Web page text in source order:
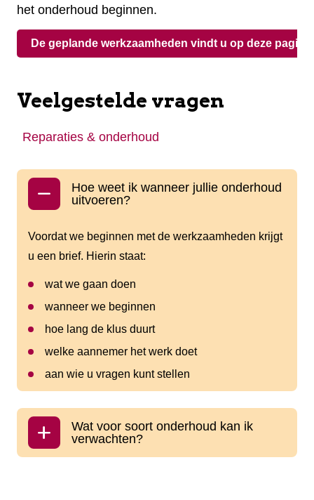
het onderhoud beginnen.
De geplande werkzaamheden vindt u op deze pagina
Veelgestelde vragen
Reparaties & onderhoud
Hoe weet ik wanneer jullie onderhoud
uitvoeren?
Voordat we beginnen met de werkzaamheden krijgt
u een brief. Hierin staat:
wat we gaan doen
wanneer we beginnen
hoe lang de klus duurt
welke aannemer het werk doet
aan wie u vragen kunt stellen
Wat voor soort onderhoud kan ik
verwachten?